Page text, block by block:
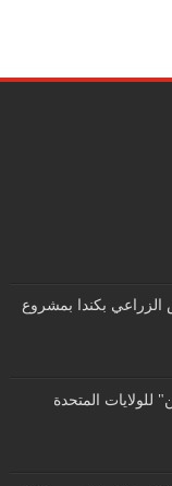
بكندا بمشروع
للولايات المتحدة